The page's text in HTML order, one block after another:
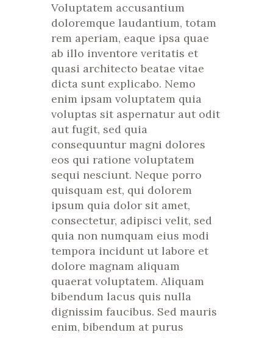
Voluptatem accusantium
doloremque laudantium, totam
rem aperiam, eaque ipsa quae
ab illo inventore veritatis et
quasi architecto beatae vitae
dicta sunt explicabo. Nemo
enim ipsam voluptatem quia
voluptas sit aspernatur aut odit
aut fugit, sed quia
consequuntur magni dolores
eos qui ratione voluptatem
sequi nesciunt. Neque porro
quisquam est, qui dolorem
ipsum quia dolor sit amet,
consectetur, adipisci velit, sed
quia non numquam eius modi
tempora incidunt ut labore et
dolore magnam aliquam
quaerat voluptatem. Aliquam
bibendum lacus quis nulla
dignissim faucibus. Sed mauris
enim, bibendum at purus